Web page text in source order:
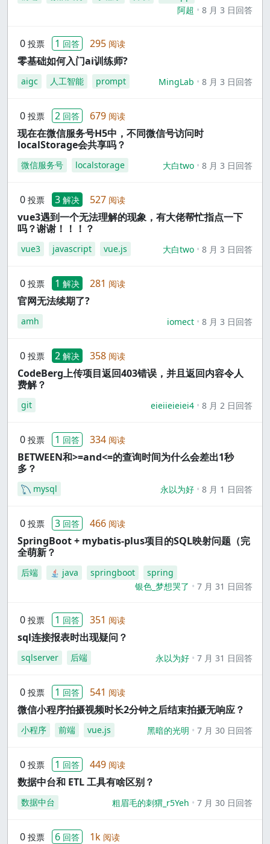
阿超
8 月 3 日回答
0 投票 1 回答 295 阅读
零基础如何入门ai训练师?
aigc 人工智能 prompt MingLab 8 月 3 日回答
0 投票 2 回答 679 阅读
现在在微信服务号H5中，不同微信号访问时
localStorage会共享吗？
微信服务号 localstorage 大白two 8 月 3 日回答
0 投票 3 解决 527 阅读
vue3遇到一个无法理解的现象，有大佬帮忙指点一下
吗？谢谢！！！？
vue3 javascript vue.js 大白two 8 月 3 日回答
0 投票 1 解决 281 阅读
官网无法续期了?
amh iomect 8 月 3 日回答
0 投票 2 解决 358 阅读
CodeBerg上传项目返回403错误，并且返回内容令人
费解？
git eieiieieiei4 8 月 2 日回答
0 投票 1 回答 334 阅读
BETWEEN和>=and<=的查询时间为什么会差出1秒
多？
mysql 永以为好 8 月 1 日回答
0 投票 3 回答 466 阅读
SpringBoot + mybatis-plus项目的SQL映射问题（完
全萌新？
后端 java springboot
spring
银色_梦想哭了
7 月 31 日回答
0 投票 1 回答 351 阅读
sql连接报表时出现疑问？
sqlserver 后端 永以为好 7 月 31 日回答
0 投票 1 回答 541 阅读
微信小程序拍摄视频时长2分钟之后结束拍摄无响应？
小程序 前端 vue.js 黑暗的光明 7 月 30 日回答
0 投票 1 回答 449 阅读
数据中台和 ETL 工具有啥区别？
数据中台 粗眉毛的刺猬_r5Yeh 7 月 30 日回答
0 投票 6 回答 1k 阅读